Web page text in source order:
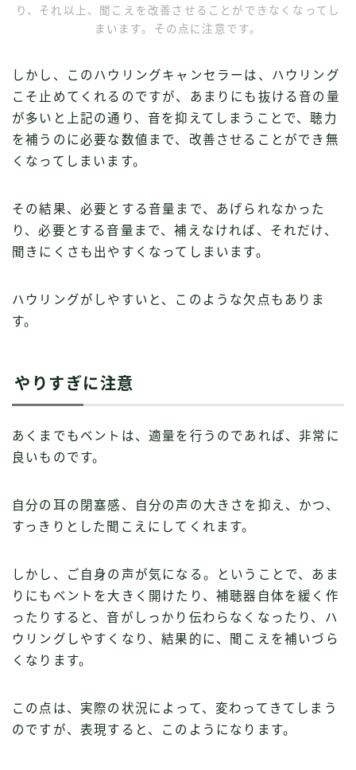
り、それ以上、聞こえを改善させることができなくなってし
まいます。その点に注意です。
しかし、このハウリングキャンセラーは、ハウリング
こそ止めてくれるのですが、あまりにも抜ける音の量
が多いと上記の通り、音を抑えてしまうことで、聴力
を補うのに必要な数値まで、改善させることができ無
くなってしまいます。
その結果、必要とする音量まで、あげられなかった
り、必要とする音量まで、補えなければ、それだけ、
聞きにくさも出やすくなってしまいます。
ハウリングがしやすいと、このような欠点もありま
す。
やりすぎに注意
あくまでもベントは、適量を行うのであれば、非常に
良いものです。
自分の耳の閉塞感、自分の声の大きさを抑え、かつ、
すっきりとした聞こえにしてくれます。
しかし、ご自身の声が気になる。ということで、あま
りにもベントを大きく開けたり、補聴器自体を緩く作
ったりすると、音がしっかり伝わらなくなったり、ハ
ウリングしやすくなり、結果的に、聞こえを補いづら
くなります。
この点は、実際の状況によって、変わってきてしまう
のですが、表現すると、このようになります。